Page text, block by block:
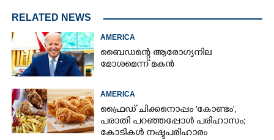
RELATED NEWS
AMERICA
ബൈഡന്റെ ആരോഗ്യനില
മോശമെന്ന് മകൻ
AMERICA
ഫ്രൈഡ് ചിക്കനൊപ്പം 'കോണ്ടം',​
പരാതി പറഞ്ഞപ്പോൾ പരിഹാസം;
കോടികൾ നഷ്ടപരിഹാരം